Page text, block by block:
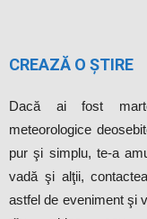
CREAZĂ O ȘTIRE
Dacă ai fost
meteorologice
pur şi simplu, te-a
vadă şi alţii,
astfel de eveniment şi